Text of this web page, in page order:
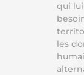
qui
les